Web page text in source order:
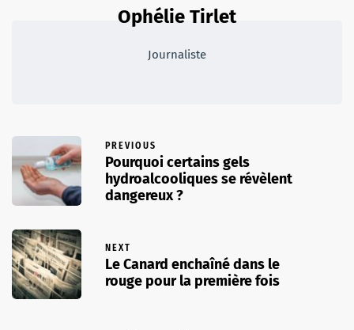
Ophélie Tirlet
Journaliste
PREVIOUS
Pourquoi certains gels
hydroalcooliques se révèlent
dangereux ?
NEXT
Le Canard enchaîné dans le
rouge pour la première fois